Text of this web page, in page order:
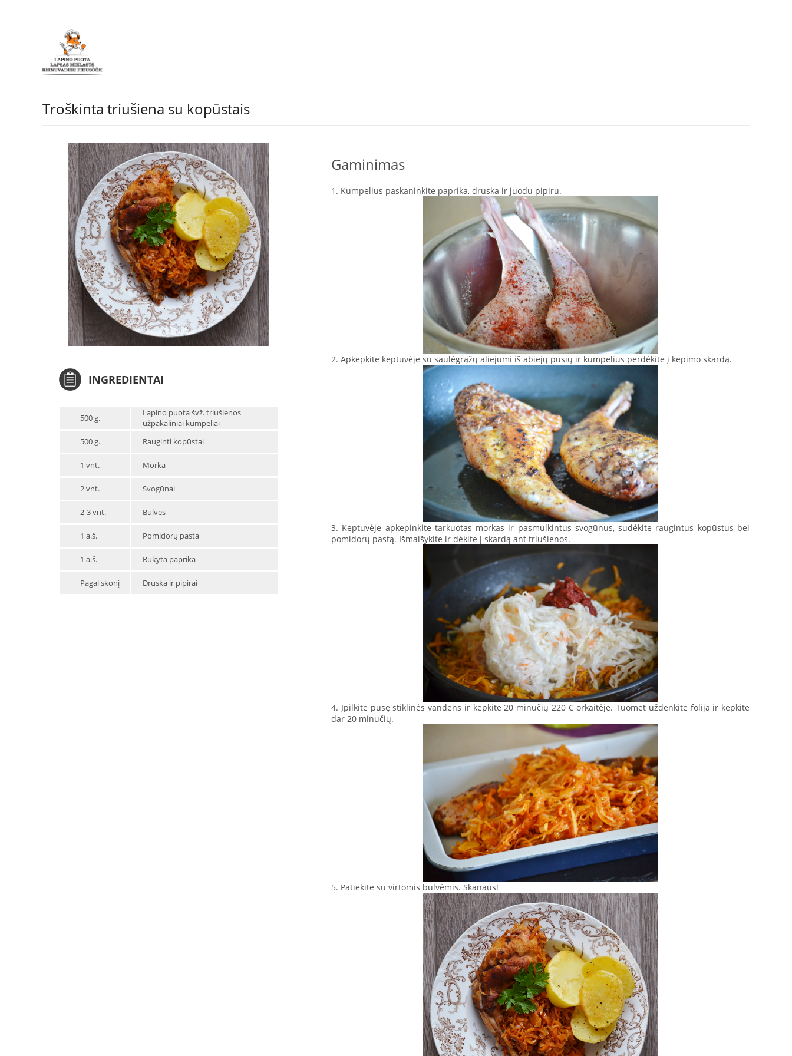
Troškinta triušiena su kopūstais
INGREDIENTAI
500 g.
Lapino puota švž. triušienos
užpakaliniai kumpeliai
500 g.
Rauginti kopūstai
1 vnt. Morka
2 vnt. Svogūnai
2-3 vnt. Bulvės
1 a.š. Pomidorų pasta
1 a.š. Rūkyta paprika
Pagal skonį Druska ir pipirai
Gaminimas
1. Kumpelius paskaninkite paprika, druska ir juodu pipiru.
2. Apkepkite keptuvėje su saulėgrąžų aliejumi iš abiejų pusių ir kumpelius perdėkite į kepimo skardą.
3. Keptuvėje apkepinkite tarkuotas morkas ir pasmulkintus svogūnus, sudėkite raugintus kopūstus bei
pomidorų pastą. Išmaišykite ir dėkite į skardą ant triušienos.
4. Įpilkite pusę stiklinės vandens ir kepkite 20 minučių 220 C orkaitėje. Tuomet uždenkite folija ir kepkite
dar 20 minučių.
5. Patiekite su virtomis bulvėmis. Skanaus!